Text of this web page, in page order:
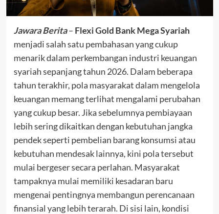
Jawara Berita– Flexi Gold Bank Mega Syariah
menjadi salah satu pembahasan yang cukup
menarik dalam perkembangan industri keuangan
syariah sepanjang tahun 2026. Dalam beberapa
tahun terakhir, pola masyarakat dalam mengelola
keuangan memang terlihat mengalami perubahan
yang cukup besar. Jika sebelumnya pembiayaan
lebih sering dikaitkan dengan kebutuhan jangka
pendek seperti pembelian barang konsumsi atau
kebutuhan mendesak lainnya, kini pola tersebut
mulai bergeser secara perlahan. Masyarakat
tampaknya mulai memiliki kesadaran baru
mengenai pentingnya membangun perencanaan
finansial yang lebih terarah. Di sisi lain, kondisi